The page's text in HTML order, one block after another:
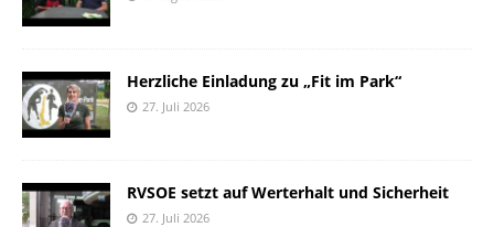
Herzliche Einladung zu „Fit im Park“
27. Juli 2026
RVSOE setzt auf Werterhalt und Sicherheit
27. Juli 2026